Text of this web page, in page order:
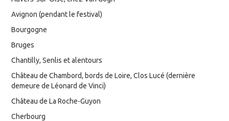
Avignon (pendant le festival)
Bourgogne
Bruges
Chantilly, Senlis et alentours
Château de Chambord, bords de Loire, Clos Lucé (dernière
demeure de Léonard de Vinci)
Château de La Roche-Guyon
Cherbourg